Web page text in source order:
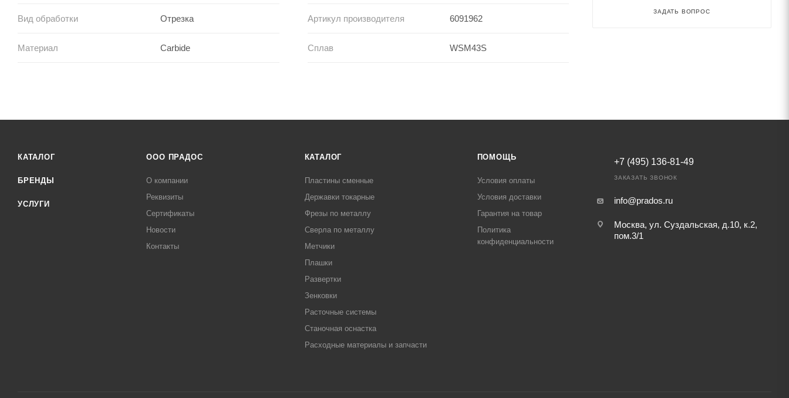
Вид обработки Отрезка Артикул производителя 6091962
Материал Carbide Сплав WSM43S
ЗАДАТЬ ВОПРОС
КАТАЛОГ
БРЕНДЫ
УСЛУГИ
ООО ПРАДОС
О компании
Реквизиты
Сертификаты
Новости
Контакты
КАТАЛОГ
Пластины сменные
Державки токарные
Фрезы по металлу
Сверла по металлу
Метчики
Плашки
Развертки
Зенковки
Расточные системы
Станочная оснастка
Расходные материалы и запчасти
ПОМОЩЬ
Условия оплаты
Условия доставки
Гарантия на товар
Политика
конфиденциальности
+7 (495) 136-81-49
ЗАКАЗАТЬ ЗВОНОК
info@prados.ru
Москва, ул. Суздальская, д.10, к.2,
пом.3/1